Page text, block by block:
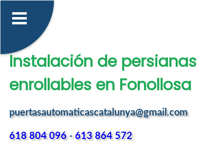
Instalación de persianas
enrollables en Fonollosa
puertasautomaticascatalunya@gmail.com
618 804 096 -613 864 572